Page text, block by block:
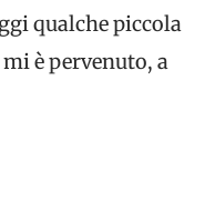
qualche piccola
è pervenuto, a